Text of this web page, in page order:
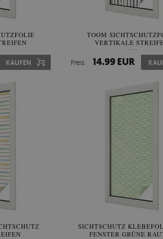
KAUFEN
TOOM
VERTIKALE
Preis: 14.99 EUR
SICHTSCHUTZ
FENSTER GRÜNE